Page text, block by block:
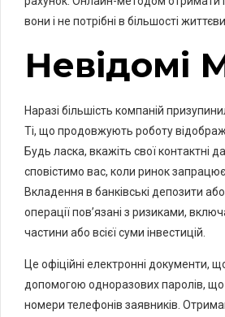
вони і не потрібні в більшості
Невідомі
Наразі більшість компаній
Ті, що продовжують роботу
Будь ласка, вкажіть свої контактні
сповістимо вас, коли ринок
Вкладення в банківські депозити або
операції пов’язані з ризиками,
частини або всієї суми інвестицій.
Це офіційні електронні документи,
допомогою одноразових паролів,
номери телефонів заявників.